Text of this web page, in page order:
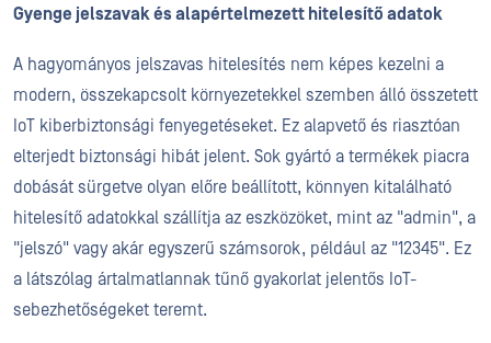
Gyenge jelszavak és alapértelmezett hitelesítő adatok
A hagyományos jelszavas hitelesítés nem képes kezelni a
modern, összekapcsolt környezetekkel szemben álló összetett
IoT kiberbiztonsági fenyegetéseket. Ez alapvető és riasztóan
elterjedt biztonsági hibát jelent. Sok gyártó a termékek piacra
dobását sürgetve olyan előre beállított, könnyen kitalálható
hitelesítő adatokkal szállítja az eszközöket, mint az "admin", a
"jelszó" vagy akár egyszerű számsorok, például az "12345". Ez
a látszólag ártalmatlannak tűnő gyakorlat jelentős IoT-
sebezhetőségeket teremt.